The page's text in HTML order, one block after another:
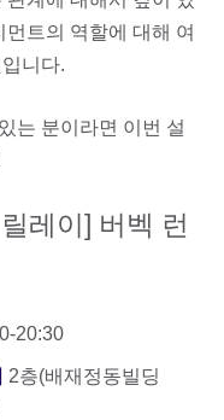
트의 역할에 대해 여
니다.
는 분이라면 이번 설
레이] 버벡 런
20:30
2층(배재정동빌딩